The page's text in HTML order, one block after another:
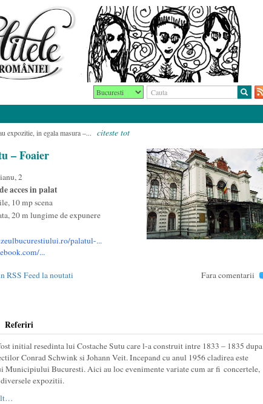
expozitie, in egala masura –... citeste tot
– Foaier
2
acces in palat
10 mp scena
20 m lungime de expunere
palatul-...
...
RSS Feed la noutati Fara comentarii
Referiri
initial resedinta lui Costache Sutu care l-a construit intre 1833 – 1835 dupa
Conrad Schwink si Johann Veit. Incepand cu anul 1956 cladirea este
Municipiului Bucuresti. Aici au loc evenimente variate cum ar fi concertele,
expozitii.